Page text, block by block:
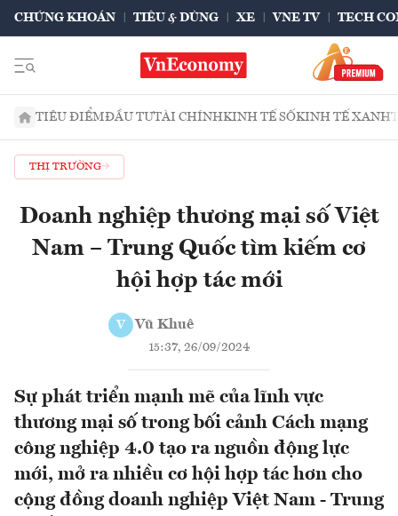
CHỨNG KHOÁN TIÊU & DÙNG XE VNE TV TECH
TIÊU ĐIỂMĐẦU TƯTÀI CHÍNHKINH TẾ SỐKINH TẾ XANH
THỊ TRƯỜNG
Doanh nghiệp thương mại số Việt
Nam – Trung Quốc tìm kiếm cơ
hội hợp tác mới
V Vũ Khuê
15:37, 26/09/2024
Sự phát triển mạnh mẽ của lĩnh vực
thương mại số trong bối cảnh Cách mạng
công nghiệp 4.0 tạo ra nguồn động lực
mới, mở ra nhiều cơ hội hợp tác hơn cho
cộng đồng doanh nghiệp Việt Nam - Trung